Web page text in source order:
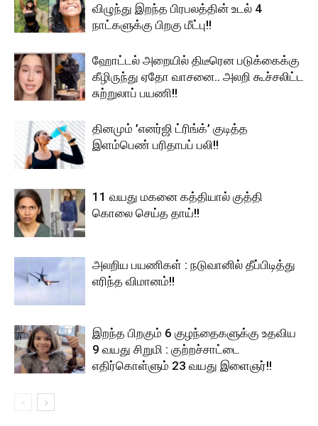
விழுந்து இறந்த பிரபலத்தின் உடல் 4
நாட்களுக்கு பிறகு மீட்பு!!
ஹோட்டல் அறையில் திடீரென படுக்கைக்கு
கீழிருந்து ஏதோ வாசனை.. அலறி கூச்சலிட்ட
சுற்றுலாப் பயணி!!
தினமும் ’எனர்ஜி ட்ரிங்க்’ குடித்த
இளம்பெண் பரிதாபப் பலி!!
11 வயது மகனை கத்தியால் குத்தி
கொலை செய்த தாய்!!
அலறிய பயணிகள் : நடுவானில் தீப்பிடித்து
எரிந்த விமானம்!!
இறந்த பிறகும் 6 குழந்தைகளுக்கு உதவிய
9 வயது சிறுமி : குற்றச்சாட்டை
எதிர்கொள்ளும் 23 வயது இளைஞர்!!